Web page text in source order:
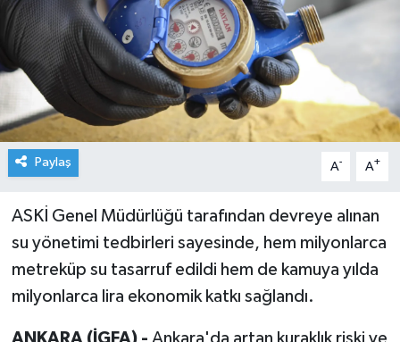
Paylaş A- A+
ASKİ Genel Müdürlüğü tarafından devreye alınan
su yönetimi tedbirleri sayesinde, hem milyonlarca
metreküp su tasarruf edildi hem de kamuya yılda
milyonlarca lira ekonomik katkı sağlandı.